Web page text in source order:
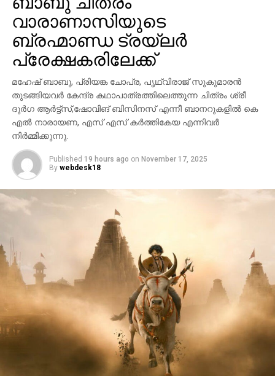
വാരാണാസിയുടെ
ബ്രഹ്മാണ്ഡ ട്രയ്ലർ
പ്രേക്ഷകരിലേക്ക്
മഹേഷ് ബാബു, പ്രിയങ്ക ചോപ്ര, പൃഥ്വിരാജ് സുകുമാരൻ
തുടങ്ങിയവർ കേന്ദ്ര കഥാപാത്രത്തിലെത്തുന്ന ചിത്രം ശ്രീ
ദുർഗ ആർട്ട്സ്,ഷോവിങ് ബിസിനസ് എന്നീ ബാനറുകളിൽ കെ
എൽ നാരായണ, എസ് എസ് കർത്തികേയ എന്നിവർ
നിർമ്മിക്കുന്നു.
Published 19 hours ago on November 17, 2025
By webdesk18